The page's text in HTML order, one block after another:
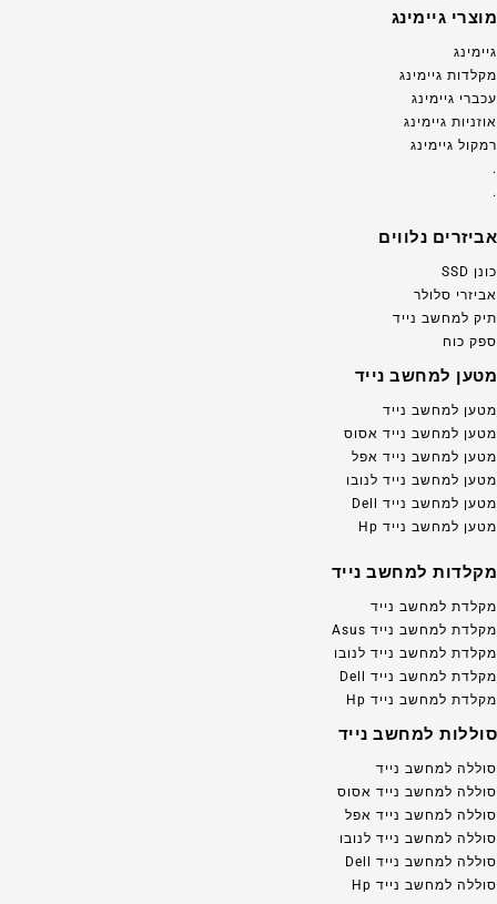
מוצרי גיימינג
גיימינג
מקלדות גיימינג
עכברי גיימינג
אוזניות גיימינג
רמקול גיימינג
.
.
אביזרים נלווים
כונן SSD
אביזרי סלולר
תיק למחשב נייד
ספק כוח
מטען למחשב נייד
מטען למחשב נייד
מטען למחשב נייד אסוס
מטען למחשב נייד אפל
מטען למחשב נייד לנובו
מטען למחשב נייד Dell
מטען למחשב נייד Hp
מקלדות למחשב נייד
מקלדת למחשב נייד
מקלדת למחשב נייד Asus
מקלדת למחשב נייד לנובו
מקלדת למחשב נייד Dell
מקלדת למחשב נייד Hp
סוללות למחשב נייד
סוללה למחשב נייד
סוללה למחשב נייד אסוס
סוללה למחשב נייד אפל
סוללה למחשב נייד לנובו
סוללה למחשב נייד Dell
סוללה למחשב נייד Hp